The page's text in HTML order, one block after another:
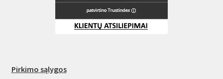
Pirkimo sąlygos